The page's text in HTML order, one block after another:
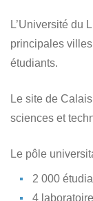
L’Université du
principales
étudiants.
Le site de
sciences et
Le pôle
2 000
4